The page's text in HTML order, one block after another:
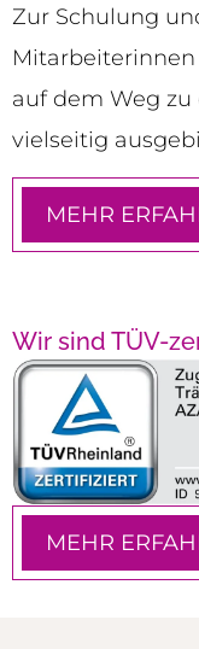
Zur Schulung
auf dem Weg
vielseitig
MEHR
Wir sind TÜV-
MEHR